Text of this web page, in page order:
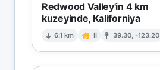
Redwood Valley'in 4 km
kuzeyinde, Kaliforniya
6.1 km II 39.30, -123.20